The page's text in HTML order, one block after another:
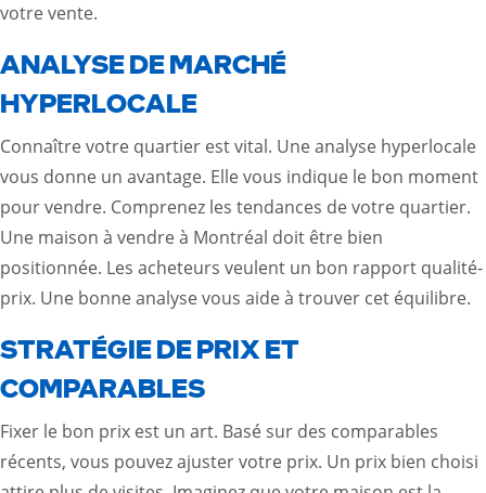
votre vente.
ANALYSE DE MARCHÉ
HYPERLOCALE
Connaître votre quartier est vital. Une analyse hyperlocale
vous donne un avantage. Elle vous indique le bon moment
pour vendre. Comprenez les tendances de votre quartier.
Une maison à vendre à Montréal doit être bien
positionnée. Les acheteurs veulent un bon rapport qualité-
prix. Une bonne analyse vous aide à trouver cet équilibre.
STRATÉGIE DE PRIX ET
COMPARABLES
Fixer le bon prix est un art. Basé sur des comparables
récents, vous pouvez ajuster votre prix. Un prix bien choisi